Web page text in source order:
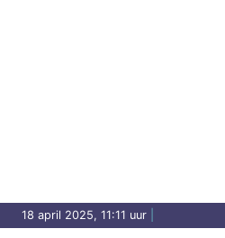
18 april 2025, 11:11 uur